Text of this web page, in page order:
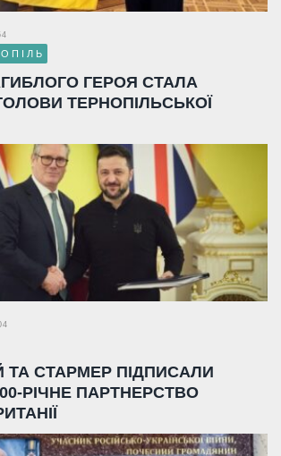
ГЕРОЯ СТАЛА
ТЕРНОПІЛЬСЬКОЇ
ТА СТАРМЕР ПІДПИСАЛИ
РІЧНЕ ПАРТНЕРСТВО